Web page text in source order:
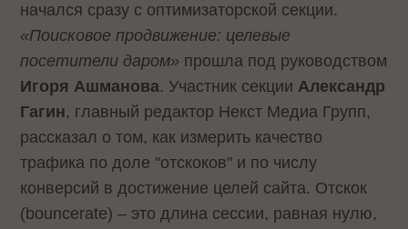
начался сразу с оптимизаторской секции.
«Поисковое продвижение: целевые
посетители даром» прошла под руководством
Игоря Ашманова. Участник секции Александр
Гагин, главный редактор Некст Медиа Групп,
рассказал о том, как измерить качество
трафика по доле "отскоков" и по числу
конверсий в достижение целей сайта. Отскок
(bouncerate) – это длина сессии, равная нулю,